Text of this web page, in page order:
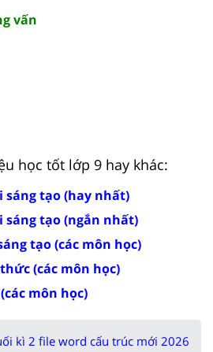
vấn
học tốt lớp 9 hay khác:
sáng tạo (hay nhất)
sáng tạo (ngắn nhất)
tạo (các môn học)
(các môn học)
môn học)
kì 2 file word cấu trúc mới 2026